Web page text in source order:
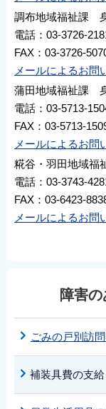
調布地域福祉課
電話：03-3726-
FAX：03-3726-
メールによるお問
蒲田地域福祉課
電話：03-5713-
FAX：03-5713-
メールによるお問
糀谷・羽田地域
電話：03-3743-
FAX：03-6423-
メールによるお問
障害
ごみの戸別訪
補装具費の支給